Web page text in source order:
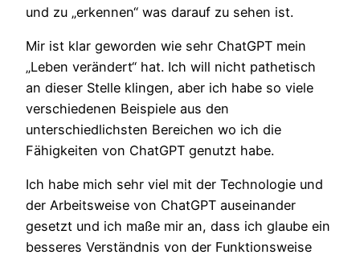
und zu „erkennen“ was darauf zu sehen ist.
Mir ist klar geworden wie sehr ChatGPT mein
„Leben verändert“ hat. Ich will nicht pathetisch
an dieser Stelle klingen, aber ich habe so viele
verschiedenen Beispiele aus den
unterschiedlichsten Bereichen wo ich die
Fähigkeiten von ChatGPT genutzt habe.
Ich habe mich sehr viel mit der Technologie und
der Arbeitsweise von ChatGPT auseinander
gesetzt und ich maße mir an, dass ich glaube ein
besseres Verständnis von der Funktionsweise